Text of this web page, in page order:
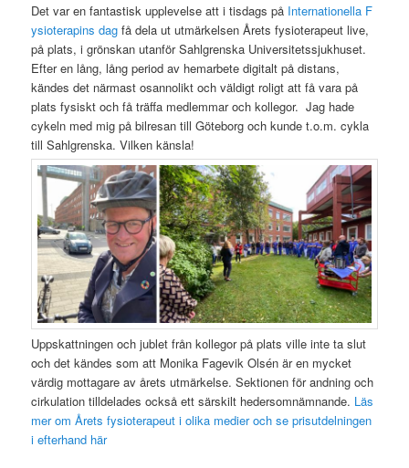
Det var en fantastisk upplevelse att i tisdags på Internationella F
ysioterapins dag få dela ut utmärkelsen Årets fysioterapeut live,
på plats, i grönskan utanför Sahlgrenska Universitetssjukhuset.
Efter en lång, lång period av hemarbete digitalt på distans,
kändes det närmast osannolikt och väldigt roligt att få vara på
plats fysiskt och få träffa medlemmar och kollegor. Jag hade
cykeln med mig på bilresan till Göteborg och kunde t.o.m. cykla
till Sahlgrenska. Vilken känsla!
Uppskattningen och jublet från kollegor på plats ville inte ta slut
och det kändes som att Monika Fagevik Olsén är en mycket
värdig mottagare av årets utmärkelse. Sektionen för andning och
cirkulation tilldelades också ett särskilt hedersomnämnande. Läs
mer om Årets fysioterapeut i olika medier och se prisutdelningen
i efterhand här